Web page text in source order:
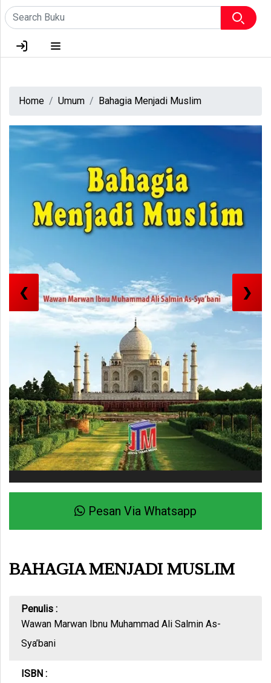
HOME
LOGIN
Home Umum Bahagia Menjadi Muslim
❮ ❯
Pesan Via Whatsapp
BAHAGIA MENJADI MUSLIM
Penulis :
Wawan Marwan Ibnu Muhammad Ali Salmin As-
Sya’bani
ISBN :